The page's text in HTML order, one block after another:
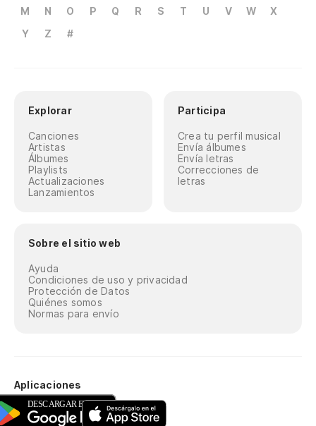
M
N O P Q R S T U V W
X
Y
Z #
Explorar
Canciones
Artistas
Álbumes
Playlists
Actualizaciones
Lanzamientos
Participa
Crea tu perfil musical
Envía álbumes
Envía letras
Correcciones de
letras
Sobre el sitio web
Ayuda
Condiciones de uso y privacidad
Protección de Datos
Quiénes somos
Normas para envío
Aplicaciones